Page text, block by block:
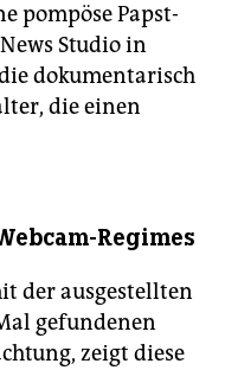
pompöse Papst-
Studio in
dokumentarisch
die einen
Regimes
der ausgestellten
gefundenen
zeigt diese